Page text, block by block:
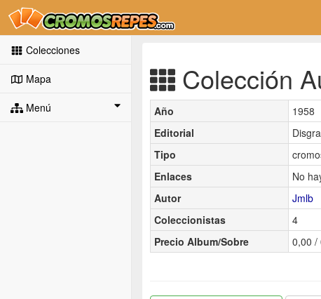
Colecciones
Mapa
Menú
Colección
Año
1958
Editorial
Tipo
Enlaces
No
Autor
Jmlb
Coleccionistas
4
Precio Album/Sobre
0,00 /